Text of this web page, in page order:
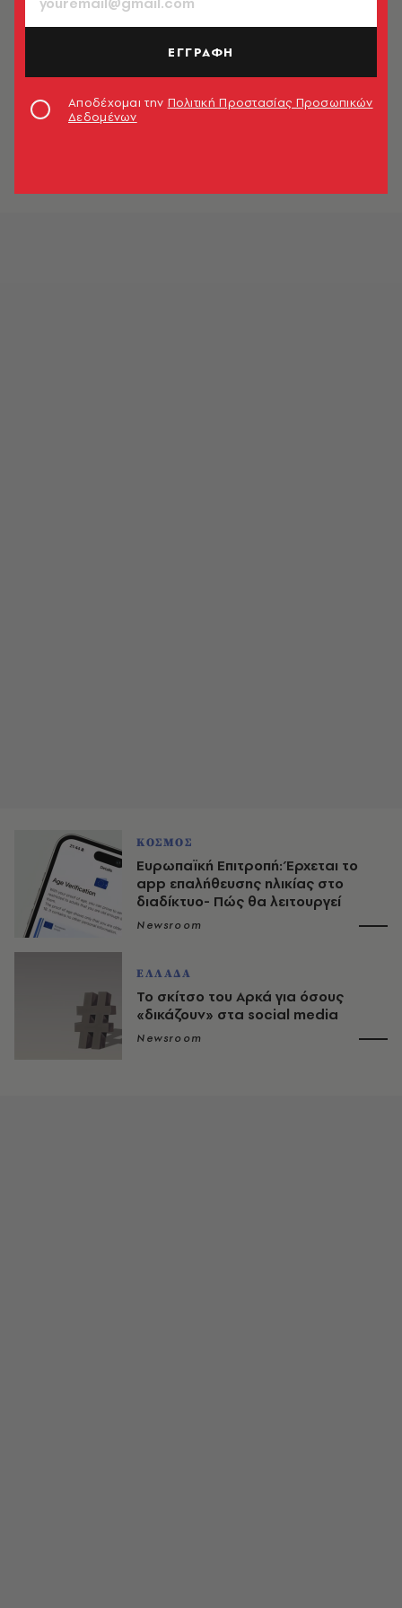
HEALTH & FITNESS
Η απάτη με το «τάι-τσι»
ΚΟΣΜΟΣ
Ευρωπαϊκή Επιτροπή: Έρχεται το
app επαλήθευσης ηλικίας στο
διαδίκτυο- Πώς θα λειτουργεί
Newsroom
ΕΛΛΑΔΑ
Το σκίτσο του Αρκά για όσους
«δικάζουν» στα social media
Newsroom
ΕΓΓΡΑΦΗ
Αποδέχομαι την Πολιτική Προστασίας Προσωπικών
Δεδομένων